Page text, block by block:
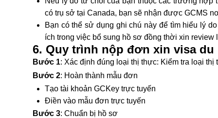
có trụ sở tại Canada, bạn sẽ nhận được GCMS
Bạn có thể sử dụng ghi chú này để tìm hiểu lý
ích trong việc bổ sung hồ sơ đồng thời xin review
6. Quy trình nộp đơn xin visa du
Bước 1: Xác định đúng loại thị thực: Kiểm tra loại
Bước 2: Hoàn thành mẫu đơn
Tạo tài khoản GCKey trực tuyến
Điền vào mẫu đơn trực tuyến
Bước 3: Chuẩn bị hồ sơ